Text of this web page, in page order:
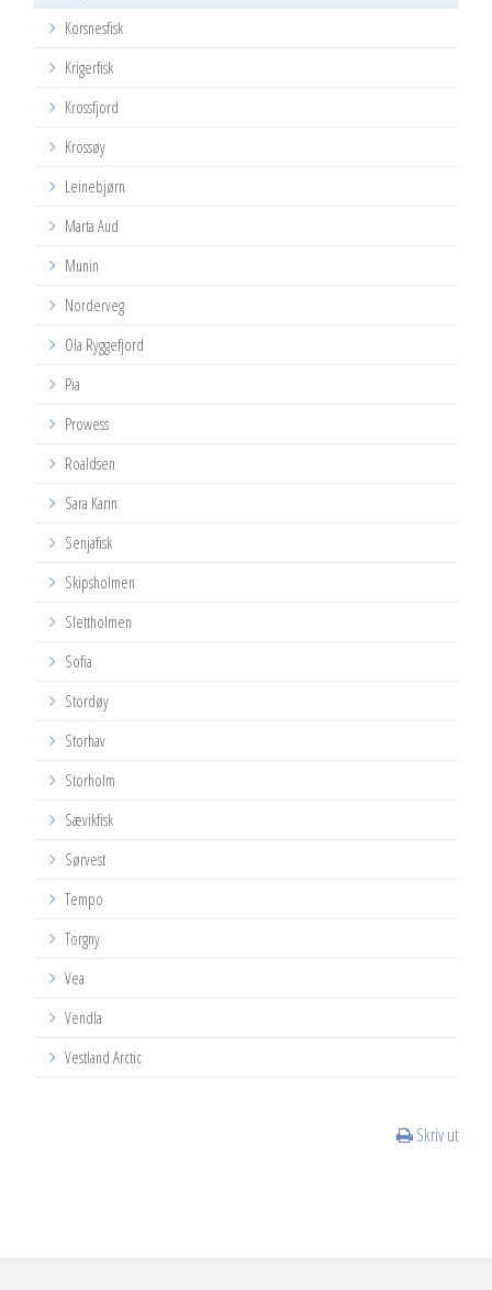
Korsnesfisk
Krigerfisk
Krossfjord
Krossøy
Leinebjørn
Marta Aud
Munin
Norderveg
Ola Ryggefjord
Pia
Prowess
Roaldsen
Sara Karin
Senjafisk
Skipsholmen
Slettholmen
Sofia
Stordøy
Storhav
Storholm
Sævikfisk
Sørvest
Tempo
Torgny
Vea
Vendla
Vestland Arctic
Skriv ut